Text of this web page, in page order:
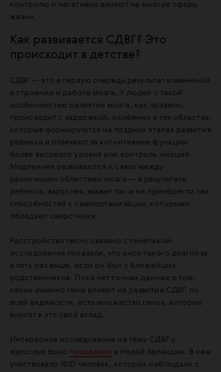
контролю и негативно влияют на многие сферы
жизни.
Как развивается СДВГ? Это
происходит в детстве?
СДВГ — это в первую очередь результат изменений
в строении и работе мозга. У людей с такой
особенностью развитие мозга, как правило,
происходит с задержкой, особенно в тех областях,
которые формируются на поздних этапах развития
ребенка и отвечают за когнитивные функции
более высокого уровня или контроль эмоций.
Медленнее развиваются и связи между
различными областями мозга — в результате
ребенок, взрослея, может так и не приобрести тех
способностей к самоорганизации, которыми
обладают сверстники.
Расстройство тесно связано с генетикой:
исследования показали, что риск такого диагноза
в пять раз выше, если он был у ближайших
родственников. Пока нет точных данных о том,
какие именно гены влияют на развитие СДВГ: по
всей видимости, есть множество генов, которые
вносят в это свой вклад.
Интересное исследование на тему СДВГ у
взрослых было проведено в Новой Зеландии. В нем
участвовало 1037 человек, которых наблюдали с